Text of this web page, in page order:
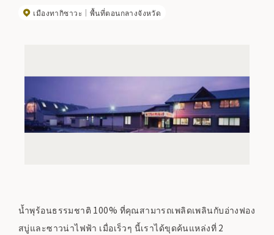
เมืองทากิซาวะ พื้นที่ตอนกลางจังหวัด
น้ำพุร้อนธรรมชาติ 100% ที่คุณสามารถเพลิดเพลินกับอ่างฟอง
สบู่และซาวน่าไฟฟ้า เมื่อเร็วๆ นี้เราได้ขุดค้นแหล่งที่ 2